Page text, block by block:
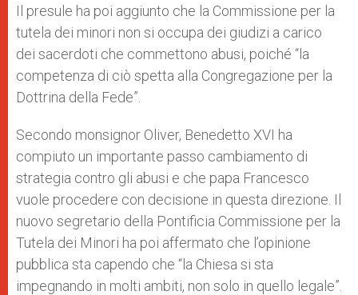
Il presule ha poi aggiunto che la Commissione per la
tutela dei minori non si occupa dei giudizi a carico
dei sacerdoti che commettono abusi, poiché “la
competenza di ciò spetta alla Congregazione per la
Dottrina della Fede”.
Secondo monsignor Oliver, Benedetto XVI ha
compiuto un importante passo cambiamento di
strategia contro gli abusi e che papa Francesco
vuole procedere con decisione in questa direzione. Il
nuovo segretario della Pontificia Commissione per la
Tutela dei Minori ha poi affermato che l’opinione
pubblica sta capendo che “la Chiesa si sta
impegnando in molti ambiti, non solo in quello legale”.